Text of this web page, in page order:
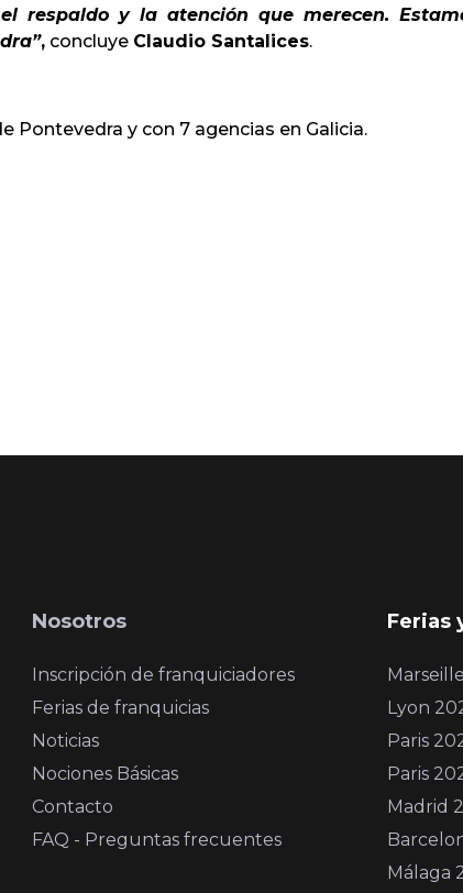
respaldo y la atención que merecen.
, concluye Claudio Santalices.
Pontevedra y con 7 agencias en Galicia.
Nosotros
Inscripción de franquiciadores
Ferias de franquicias
Noticias
Nociones Básicas
Contacto
FAQ - Preguntas frecuentes
Ferias
Lyon
Paris
Paris
Madrid
Málaga